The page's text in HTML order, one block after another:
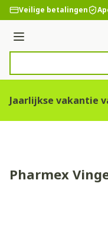
Ga naar de inhoud
Veilige betalingen
Menu
Jaarlijkse vakantie
Pharmex